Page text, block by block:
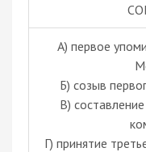
А) первое
Б) созыв
В)
Г) принятие